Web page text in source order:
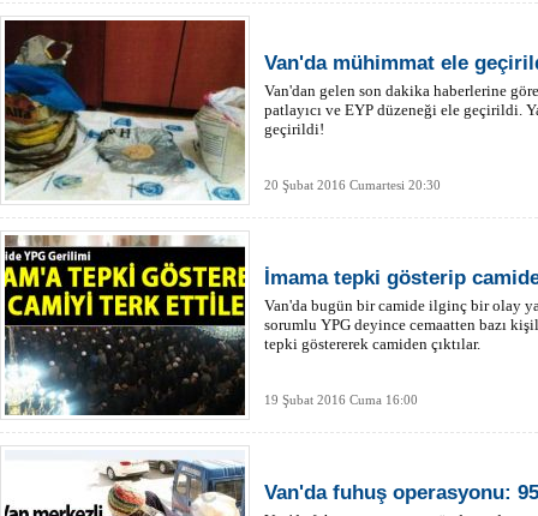
Van'da mühimmat ele
Van'dan gelen son dakika haberlerine
patlayıcı ve EYP düzeneği ele geçirildi.
geçirildi!
20 Şubat 2016 Cumartesi 20:30
İmama tepki gösterip
Van'da bugün bir camide ilginç bir olay
sorumlu YPG deyince cemaatten bazı
tepki göstererek camiden çıktılar.
19 Şubat 2016 Cuma 16:00
Van'da fuhuş operasyonu: